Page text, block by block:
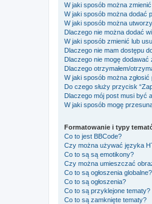
W jaki sposób można
W jaki sposób można dodać
W jaki sposób można
Dlaczego nie można dodać
W jaki sposób zmienić lub
Dlaczego nie mam dostępu
Dlaczego nie mogę dodawać
Dlaczego otrzymałem/
W jaki sposób można
Do czego służy przycisk
Dlaczego mój post musi być
W jaki sposób mogę
Formatowanie i typy
Co to jest BBCode?
Czy można używać języka
Co to są są emotikony?
Czy można umieszczać
Co to są ogłoszenia globalne?
Co to są ogłoszenia?
Co to są przyklejone tematy?
Co to są zamknięte tematy?